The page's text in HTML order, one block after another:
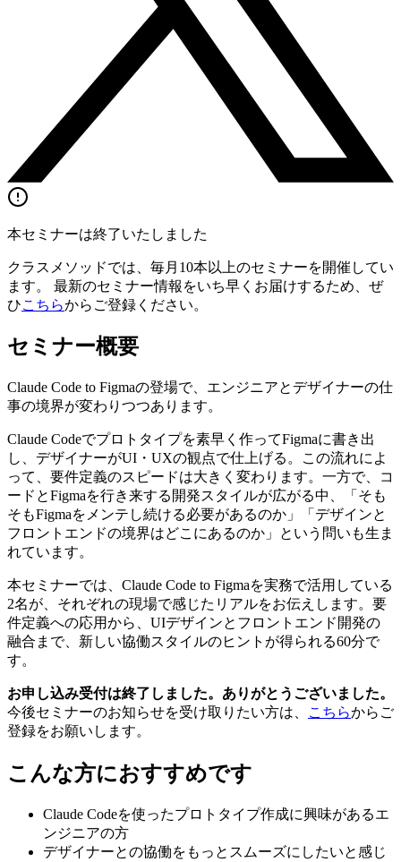
本セミナーは終了いたしました
クラスメソッドでは、毎月10本以上のセミナーを開催してい
ます。 最新のセミナー情報をいち早くお届けするため、ぜ
ひこちらからご登録ください。
セミナー概要
Claude Code to Figmaの登場で、エンジニアとデザイナーの仕
事の境界が変わりつつあります。
Claude Codeでプロトタイプを素早く作ってFigmaに書き出
し、デザイナーがUI・UXの観点で仕上げる。この流れによ
って、要件定義のスピードは大きく変わります。一方で、コ
ードとFigmaを行き来する開発スタイルが広がる中、「そも
そもFigmaをメンテし続ける必要があるのか」「デザインと
フロントエンドの境界はどこにあるのか」という問いも生ま
れています。
本セミナーでは、Claude Code to Figmaを実務で活用している
2名が、それぞれの現場で感じたリアルをお伝えします。要
件定義への応用から、UIデザインとフロントエンド開発の
融合まで、新しい協働スタイルのヒントが得られる60分で
す。
お申し込み受付は終了しました。ありがとうございました。
今後セミナーのお知らせを受け取りたい方は、
こちらからご
登録をお願いします。
こんな方におすすめです
Claude Codeを使ったプロトタイプ作成に興味があるエ
ンジニアの方
デザイナーとの協働をもっとスムーズにしたいと感じ